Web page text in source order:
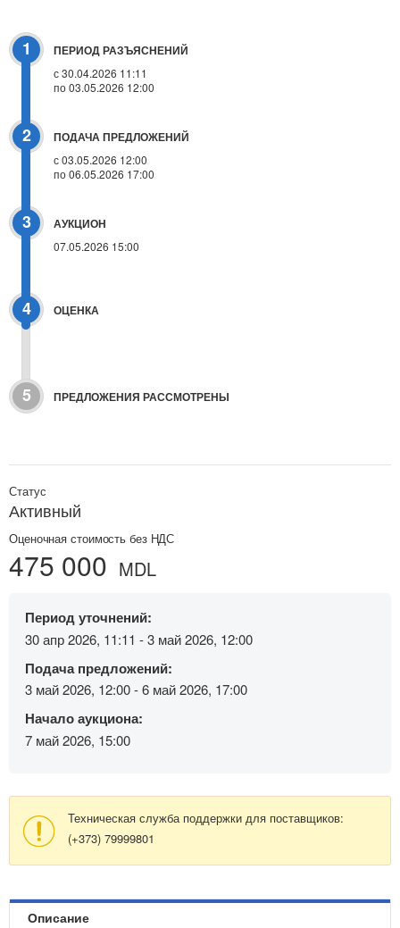
1 ПЕРИОД РАЗЪЯСНЕНИЙ
с 30.04.2026 11:11
по 03.05.2026 12:00
2 ПОДАЧА ПРЕДЛОЖЕНИЙ
с 03.05.2026 12:00
по 06.05.2026 17:00
3 АУКЦИОН
07.05.2026 15:00
4 ОЦЕНКА
5 ПРЕДЛОЖЕНИЯ РАССМОТРЕНЫ
Статус
Активный
Оценочная стоимость без НДС
475 000 MDL
Период уточнений:
30 апр 2026, 11:11 - 3 май 2026, 12:00
Подача предложений:
3 май 2026, 12:00 - 6 май 2026, 17:00
Начало аукциона:
7 май 2026, 15:00
Техническая служба поддержки для поставщиков:
(+373) 79999801
Описание